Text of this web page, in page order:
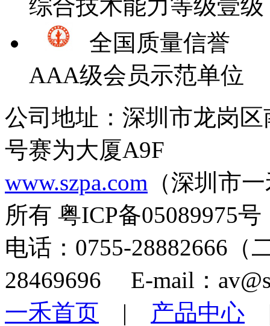
综合技术能力等级壹级
全国质量信誉
AAA级会员示范单位
公司地址：深圳市龙岗
号赛为大厦A9F
www.szpa.com （深圳市
所有 粤ICP备05089975号
电话：0755-28882666
28469696 E-mail：
一禾首页 | 产品中心